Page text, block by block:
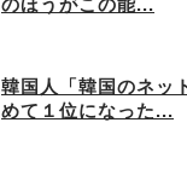
のほうがこの能...
韓国人「韓国のネッ
めて１位になった...